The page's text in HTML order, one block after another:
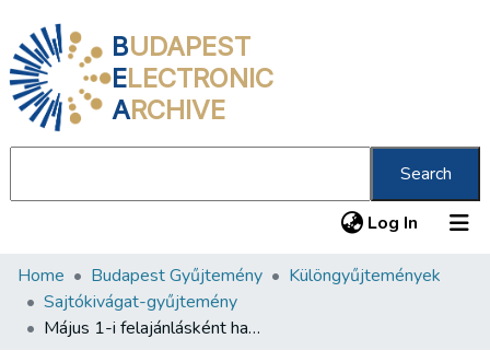
BUDAPEST
ELECTRONIC
ARCHIVE
Search
Log In (current)
Communities & Collections
All of DSpace
Home Budapest Gyűjtemény
Különgyűjtemények
Sajtókivágat-gyűjtemény
Május 1-i felajánlásként határidő előtt beemelték a Sztálin-híd két főtartóját